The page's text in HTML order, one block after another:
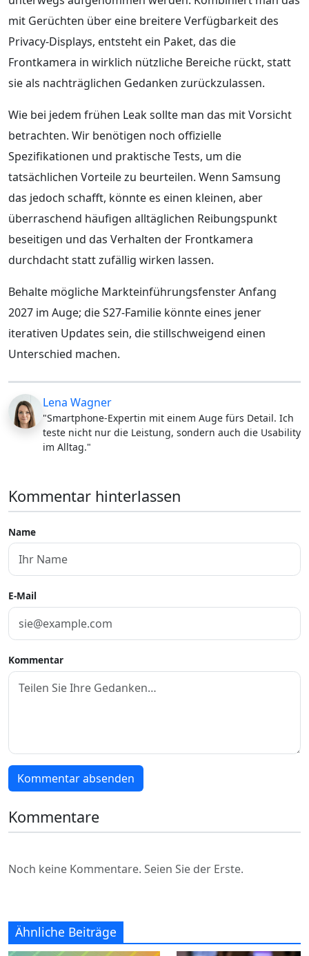
mit Gerüchten über eine breitere Verfügbarkeit des
Privacy-Displays, entsteht ein Paket, das die
Frontkamera in wirklich nützliche Bereiche rückt, statt
sie als nachträglichen Gedanken zurückzulassen.
Wie bei jedem frühen Leak sollte man das mit Vorsicht
betrachten. Wir benötigen noch offizielle
Spezifikationen und praktische Tests, um die
tatsächlichen Vorteile zu beurteilen. Wenn Samsung
das jedoch schafft, könnte es einen kleinen, aber
überraschend häufigen alltäglichen Reibungspunkt
beseitigen und das Verhalten der Frontkamera
durchdacht statt zufällig wirken lassen.
Behalte mögliche Markteinführungsfenster Anfang
2027 im Auge; die S27-Familie könnte eines jener
iterativen Updates sein, die stillschweigend einen
Unterschied machen.
Lena Wagner
"Smartphone-Expertin mit einem Auge fürs Detail. Ich
teste nicht nur die Leistung, sondern auch die Usability
im Alltag."
Kommentar hinterlassen
Name
E-Mail
Kommentar
Kommentar absenden
Kommentare
Noch keine Kommentare. Seien Sie der Erste.
Ähnliche Beiträge